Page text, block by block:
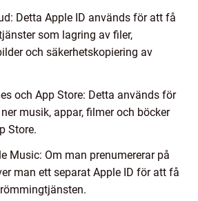
Detta Apple ID används för att få
som lagring av filer,
och säkerhetskopiering av
och App Store: Detta används för
musik, appar, filmer och böcker
Store.
Music: Om man prenumererar på
man ett separat Apple ID för att få